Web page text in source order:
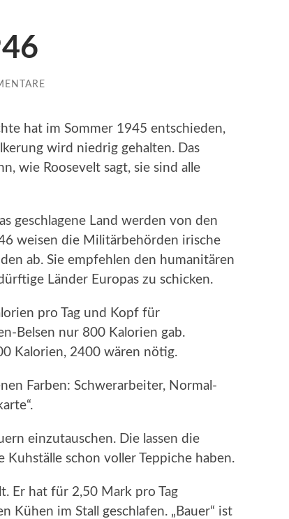
hat im Sommer 1945 entschieden,
wird niedrig gehalten. Das
wie Roosevelt sagt, sie sind alle
geschlagene Land werden von den
weisen die Militärbehörden irische
ab. Sie empfehlen den humanitären
Länder Europas zu schicken.
pro Tag und Kopf für
Belsen nur 800 Kalorien gab.
Kalorien, 2400 wären nötig.
Farben: Schwerarbeiter, Normal-
einzutauschen. Die lassen die
Kuhställe schon voller Teppiche haben.
Er hat für 2,50 Mark pro Tag
Kühen im Stall geschlafen. „Bauer“ ist